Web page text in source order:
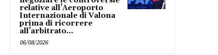
relative all’Aeroporto
Internazionale di Valona
prima di ricorrere
all’arbitrato...
06/08/2026